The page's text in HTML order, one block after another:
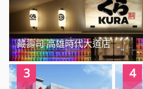
藏壽司 高雄時代大道店
3 4